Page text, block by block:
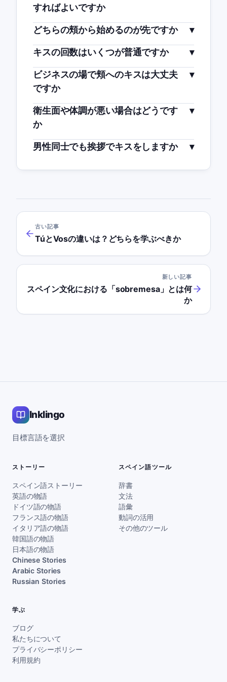
すればよいですか
どちらの頬から始めるのが先ですか
キスの回数はいくつが普通ですか
ビジネスの場で頬へのキスは大丈夫
ですか
衛生面や体調が悪い場合はどうです
か
男性同士でも挨拶でキスをしますか
古い記事
TúとVosの違いは？どちらを学ぶべきか
新しい記事
スペイン文化における「sobremesa」とは何
か
Inklingo
目標言語を選択
ストーリー
スペイン語ストーリー
英語の物語
ドイツ語の物語
フランス語の物語
イタリア語の物語
韓国語の物語
日本語の物語
Chinese Stories
Arabic Stories
Russian Stories
スペイン語ツール
辞書
文法
語彙
動詞の活用
その他のツール
学ぶ
ブログ
私たちについて
プライバシーポリシー
利用規約